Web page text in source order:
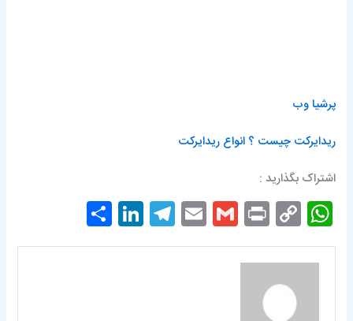
پرشیا وب
ریدایرکت چیست ؟ انواع ریدایرکت
اشتراک بگذارید :
W
h
at
s
C
o
p
y
P
ri
nt
G
m
E
m
T
el
Li
n
h